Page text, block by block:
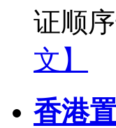
证顺
文】
香港